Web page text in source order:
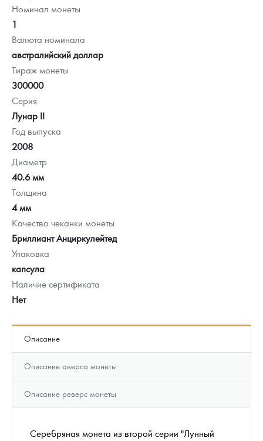
Номинал монеты
1
Валюта номинала
австралийский доллар
Тираж монеты
300000
Серия
Лунар II
Год выпуска
2008
Диаметр
40.6 мм
Толщина
4 мм
Качество чеканки монеты
Бриллиант Анциркулейтед
Упаковка
капсула
Наличие сертификата
Нет
Описание
Описание аверса монеты
Описание реверс монеты
Серебряная монета из второй серии "Лунный